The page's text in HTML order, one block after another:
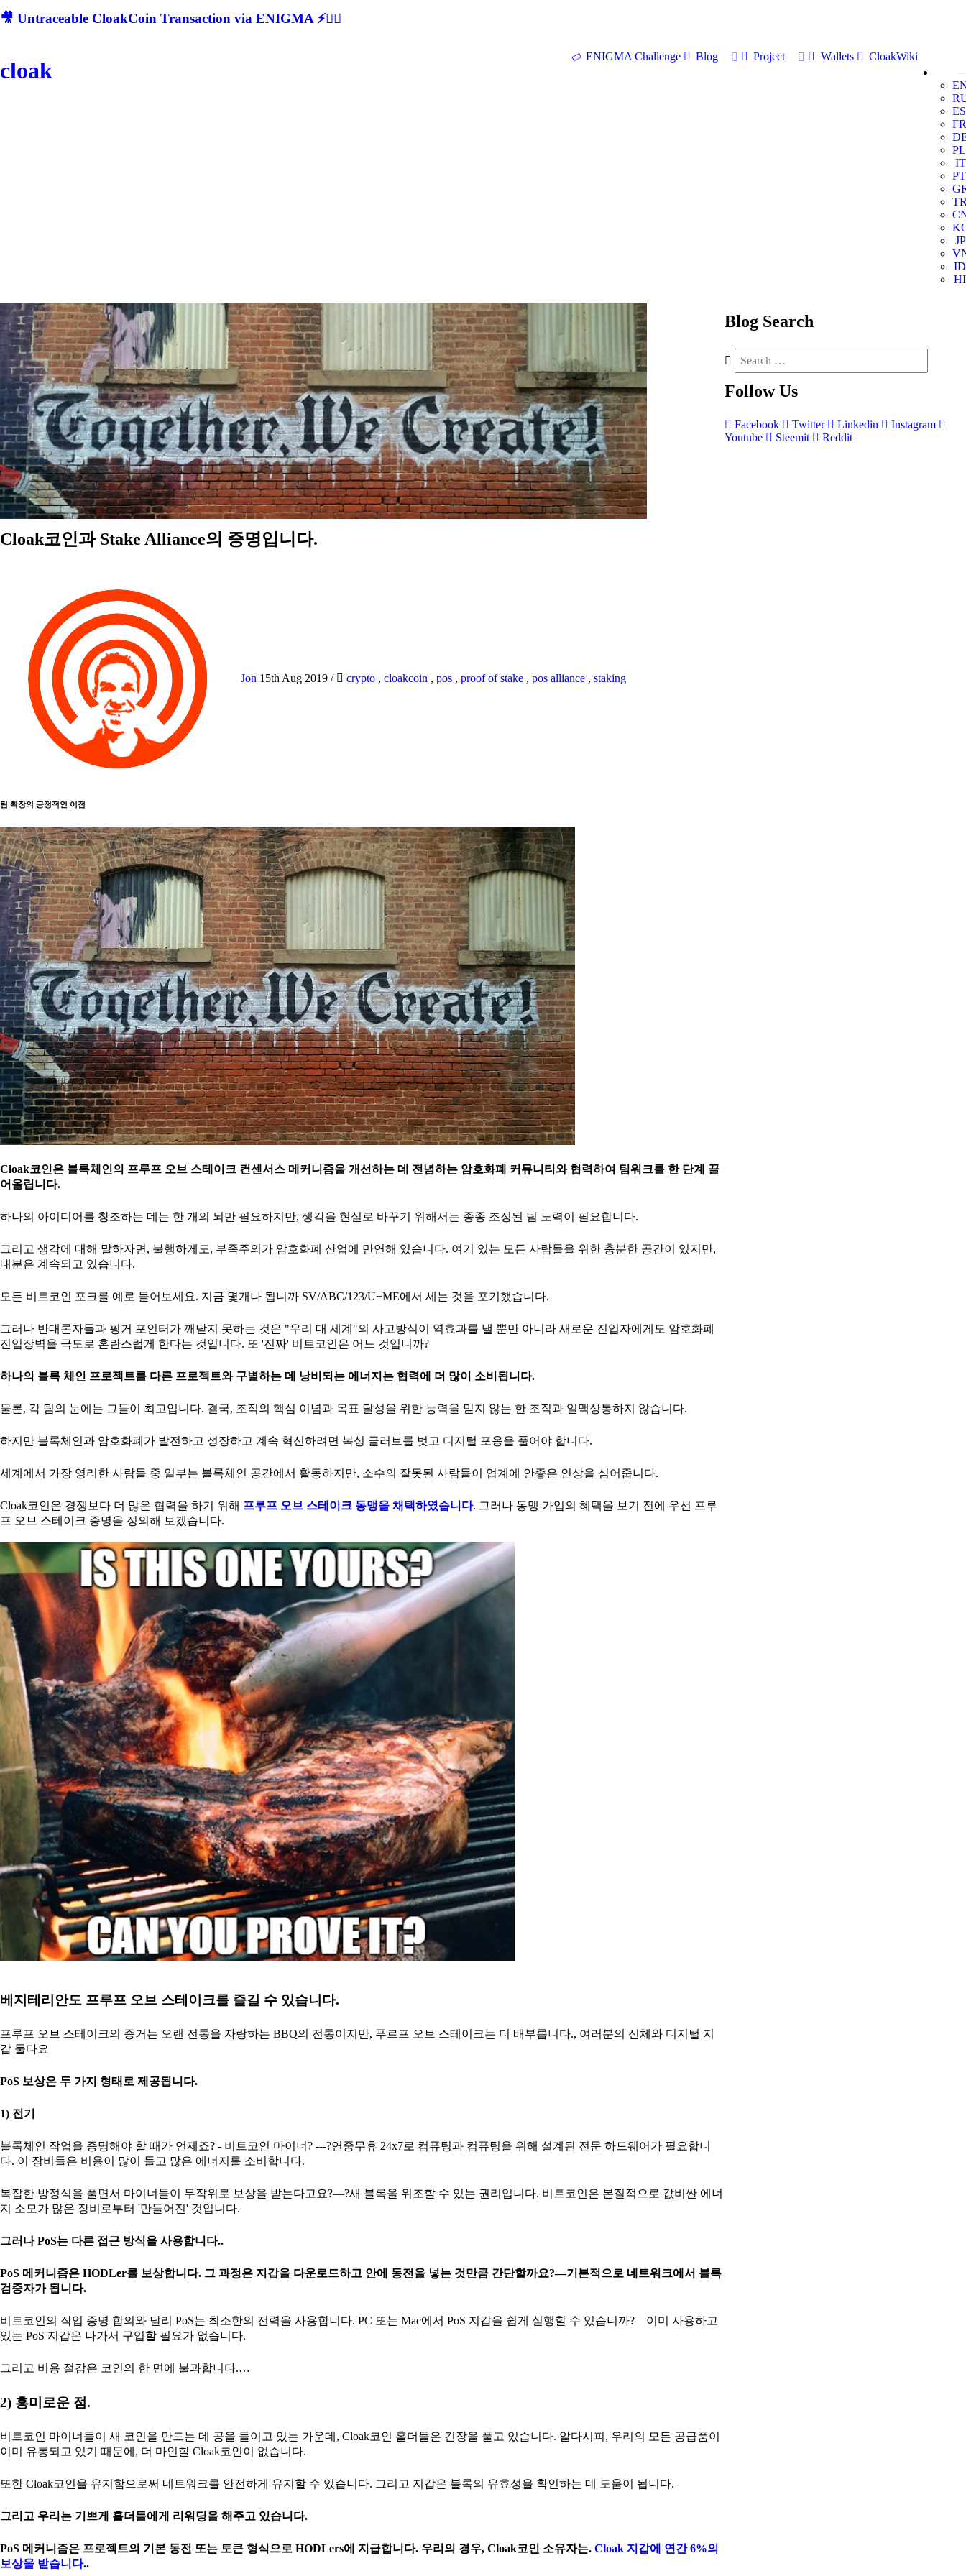
🎥 Untraceable CloakCoin Transaction via ENIGMA ⚡🕵‍♂
cloak
ENIGMA Challenge Blog Project Wallets
CloakWiki
ES
FR
PL
IT
PT
JP
ID
HI
Cloak코인과 Stake Alliance의 증명입니다.
Jon 15th Aug 2019 / crypto , cloakcoin , pos , proof of stake , pos alliance , staking
팀 확장의 긍정적인 이점
Cloak코인은 블록체인의 프루프 오브 스테이크 컨센서스 메커니즘을 개선하는 데 전념하는 암호화폐 커뮤니티와 협력하여 팀워크를 한 단계 끌
어올립니다.
하나의 아이디어를 창조하는 데는 한 개의 뇌만 필요하지만, 생각을 현실로 바꾸기 위해서는 종종 조정된 팀 노력이 필요합니다.
그리고 생각에 대해 말하자면, 불행하게도, 부족주의가 암호화폐 산업에 만연해 있습니다. 여기 있는 모든 사람들을 위한 충분한 공간이 있지만,
내분은 계속되고 있습니다.
모든 비트코인 포크를 예로 들어보세요. 지금 몇개나 됩니까 SV/ABC/123/U+ME에서 세는 것을 포기했습니다.
그러나 반대론자들과 핑거 포인터가 깨닫지 못하는 것은 "우리 대 세계"의 사고방식이 역효과를 낼 뿐만 아니라 새로운 진입자에게도 암호화폐
진입장벽을 극도로 혼란스럽게 한다는 것입니다. 또 '진짜' 비트코인은 어느 것입니까?
하나의 블록 체인 프로젝트를 다른 프로젝트와 구별하는 데 낭비되는 에너지는 협력에 더 많이 소비됩니다.
물론, 각 팀의 눈에는 그들이 최고입니다. 결국, 조직의 핵심 이념과 목표 달성을 위한 능력을 믿지 않는 한 조직과 일맥상통하지 않습니다.
하지만 블록체인과 암호화폐가 발전하고 성장하고 계속 혁신하려면 복싱 글러브를 벗고 디지털 포옹을 풀어야 합니다.
세계에서 가장 영리한 사람들 중 일부는 블록체인 공간에서 활동하지만, 소수의 잘못된 사람들이 업계에 안좋은 인상을 심어줍니다.
Cloak코인은 경쟁보다 더 많은 협력을 하기 위해 프루프 오브 스테이크 동맹을 채택하였습니다. 그러나 동맹 가입의 혜택을 보기 전에 우선 프루
프 오브 스테이크 증명을 정의해 보겠습니다.
베지테리안도 프루프 오브 스테이크를 즐길 수 있습니다.
프루프 오브 스테이크의 증거는 오랜 전통을 자랑하는 BBQ의 전통이지만, 푸르프 오브 스테이크는 더 배부릅니다., 여러분의 신체와 디지털 지
갑 둘다요
PoS 보상은 두 가지 형태로 제공됩니다.
1) 전기
블록체인 작업을 증명해야 할 때가 언제죠? - 비트코인 마이너? ---?연중무휴 24x7로 컴퓨팅과 컴퓨팅을 위해 설계된 전문 하드웨어가 필요합니
다. 이 장비들은 비용이 많이 들고 많은 에너지를 소비합니다.
복잡한 방정식을 풀면서 마이너들이 무작위로 보상을 받는다고요?—?새 블록을 위조할 수 있는 권리입니다. 비트코인은 본질적으로 값비싼 에너
지 소모가 많은 장비로부터 '만들어진' 것입니다.
그러나 PoS는 다른 접근 방식을 사용합니다..
PoS 메커니즘은 HODLer를 보상합니다. 그 과정은 지갑을 다운로드하고 안에 동전을 넣는 것만큼 간단할까요?—기본적으로 네트워크에서 블록
검증자가 됩니다.
비트코인의 작업 증명 합의와 달리 PoS는 최소한의 전력을 사용합니다. PC 또는 Mac에서 PoS 지갑을 쉽게 실행할 수 있습니까?—이미 사용하고
있는 PoS 지갑은 나가서 구입할 필요가 없습니다.
그리고 비용 절감은 코인의 한 면에 불과합니다.…
2) 흥미로운 점.
비트코인 마이너들이 새 코인을 만드는 데 공을 들이고 있는 가운데, Cloak코인 홀더들은 긴장을 풀고 있습니다. 알다시피, 우리의 모든 공급품이
이미 유통되고 있기 때문에, 더 마인할 Cloak코인이 없습니다.
또한 Cloak코인을 유지함으로써 네트워크를 안전하게 유지할 수 있습니다. 그리고 지갑은 블록의 유효성을 확인하는 데 도움이 됩니다.
그리고 우리는 기쁘게 홀더들에게 리워딩을 해주고 있습니다.
PoS 메커니즘은 프로젝트의 기본 동전 또는 토큰 형식으로 HODLers에 지급합니다. 우리의 경우, Cloak코인 소유자는. Cloak 지갑에 연간 6%의
보상을 받습니다..
Blog Search
Follow Us
Facebook Twitter Linkedin
Instagram
Youtube
Steemit Reddit